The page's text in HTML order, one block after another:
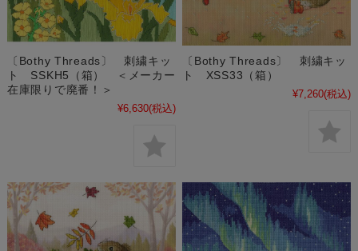
〔Bothy Threads〕 刺繍キッ
ト SSKH5（箱） ＜メーカー
在庫限りで廃番！＞
¥6,630(税込)
〔Bothy Threads〕 刺繍キッ
ト XSS33（箱）
¥7,260(税込)